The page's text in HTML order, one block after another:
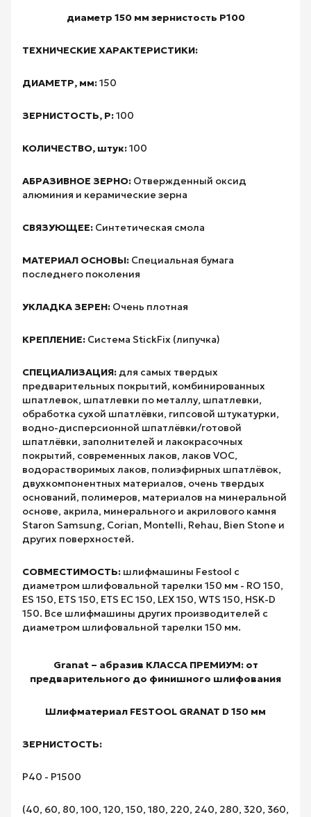
диаметр 150 мм зернистость P100
ТЕХНИЧЕСКИЕ ХАРАКТЕРИСТИКИ:
ДИАМЕТР, мм:150
ЗЕРНИСТОСТЬ, Р:100
КОЛИЧЕСТВО, штук:100
АБРАЗИВНОЕ ЗЕРНО: Отвержденный оксид
алюминия и керамические зерна
СВЯЗУЮЩЕЕ: Синтетическая смола
МАТЕРИАЛ ОСНОВЫ: Специальная бумага
последнего поколения
УКЛАДКА ЗЕРЕН: Очень плотная
КРЕПЛЕНИЕ: Система StickFix (липучка)
СПЕЦИАЛИЗАЦИЯ: для самых твердых
предварительных покрытий, комбинированных
шпатлевок, шпатлевки по металлу, шпатлевки,
обработка сухой шпатлёвки, гипсовой штукатурки,
водно-дисперсионной шпатлёвки/готовой
шпатлёвки, заполнителей и лакокрасочных
покрытий, современных лаков, лаков VOC,
водорастворимых лаков, полиэфирных шпатлёвок,
двухкомпонентных материалов, очень твердых
оснований, полимеров, материалов на минеральной
основе, акрила, минерального и акрилового камня
Staron Samsung, Corian, Montelli, Rehau, Bien Stone и
других поверхностей.
СОВМЕСТИМОСТЬ: шлифмашины Festool с
диаметром шлифовальной тарелки 150 мм - RO 150,
ES 150, ETS 150, ETS EC 150, LEX 150, WTS 150, HSK-D
150. Все шлифмашины других производителей с
диаметром шлифовальной тарелки 150 мм.
Granat – абразив КЛАССА ПРЕМИУМ: от
предварительного до финишного шлифования
Шлифматериал FESTOOL GRANAT D 150 мм
ЗЕРНИСТОСТЬ:
Р40 - Р1500
(40, 60, 80, 100, 120, 150, 180, 220, 240, 280, 320, 360,